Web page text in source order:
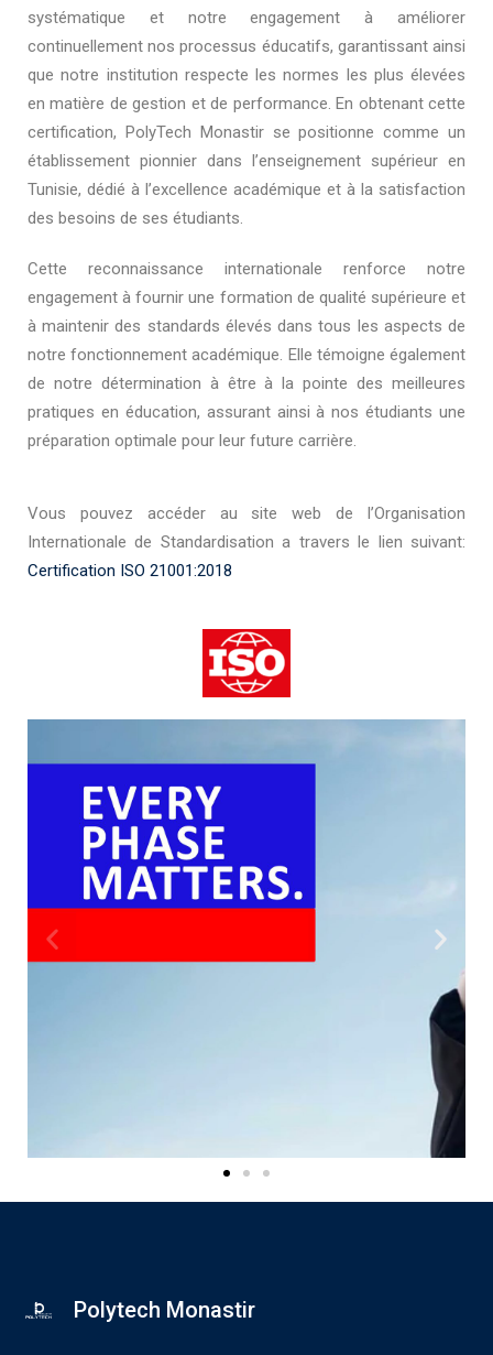
systématique et notre engagement à améliorer
continuellement nos processus éducatifs, garantissant ainsi
que notre institution respecte les normes les plus élevées
en matière de gestion et de performance. En obtenant cette
certification, PolyTech Monastir se positionne comme un
établissement pionnier dans l’enseignement supérieur en
Tunisie, dédié à l’excellence académique et à la satisfaction
des besoins de ses étudiants.
Cette reconnaissance internationale renforce notre
engagement à fournir une formation de qualité supérieure et
à maintenir des standards élevés dans tous les aspects de
notre fonctionnement académique. Elle témoigne également
de notre détermination à être à la pointe des meilleures
pratiques en éducation, assurant ainsi à nos étudiants une
préparation optimale pour leur future carrière.
Vous pouvez accéder au site web de l’Organisation
Internationale de Standardisation a travers le lien suivant:
Certification ISO 21001:2018
Polytech Monastir